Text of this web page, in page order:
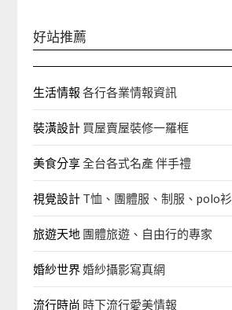
好站推薦
生活情報 各行各業情報資訊
裝潢設計 買屋賣屋裝修一羅框
美食分享全台各式名產 伴手禮
視覺設計 T恤、團體服、制服、polo衫
旅遊天地 團體旅遊、自由行的專家‎
婚紗世界婚紗攝影寫真網
流行時尚 時下流行愛美情報